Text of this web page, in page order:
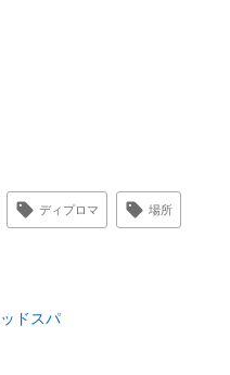
ディプロマ 場所
ドスパ